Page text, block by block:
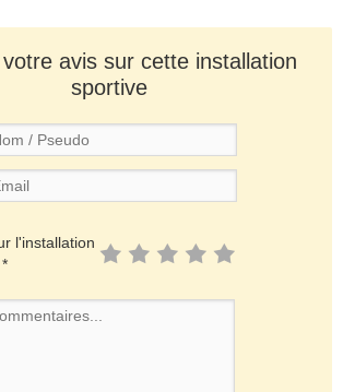
avis sur cette installation
sportive
l'installation
*